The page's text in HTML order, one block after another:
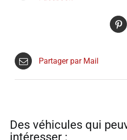
Partager par Mail